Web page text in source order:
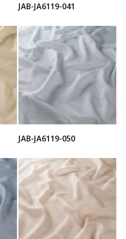
JAB-JA6119-041
JAB-JA6119-050